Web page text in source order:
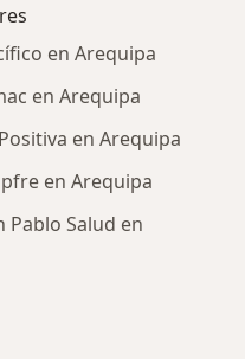
en Arequipa
en Arequipa
en Arequipa
en Arequipa
Pablo Salud en